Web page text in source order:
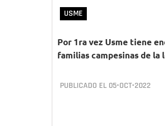
USME
Por 1ra vez Usme tiene
familias campesinas de la
PUBLICADO EL 05•OCT•2022